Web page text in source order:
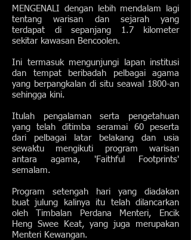
MENGENALI dengan lebih mendalam lagi
tentang warisan dan sejarah yang
terdapat di sepanjang 1.7 kilometer
sekitar kawasan Bencoolen.
Ini termasuk mengunjungi lapan institusi
dan tempat beribadah pelbagai agama
yang berpangkalan di situ seawal 1800-an
sehingga kini.
Itulah pengalaman serta pengetahuan
yang telah ditimba seramai 60 peserta
dari pelbagai latar belakang dan usia
sewaktu mengikuti program warisan
antara agama, 'Faithful Footprints'
semalam.
Program setengah hari yang diadakan
buat julung kalinya itu telah dilancarkan
oleh Timbalan Perdana Menteri, Encik
Heng Swee Keat, yang juga merupakan
Menteri Kewangan.